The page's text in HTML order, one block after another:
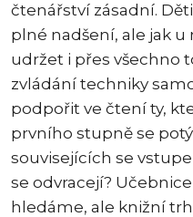
čtenářství zásadní.
plné nadšení, ale jak
udržet i přes všechno
zvládání techniky
podpořit ve čtení ty,
prvního stupně se
souvisejících se
se odvracejí?
hledáme, ale knižní